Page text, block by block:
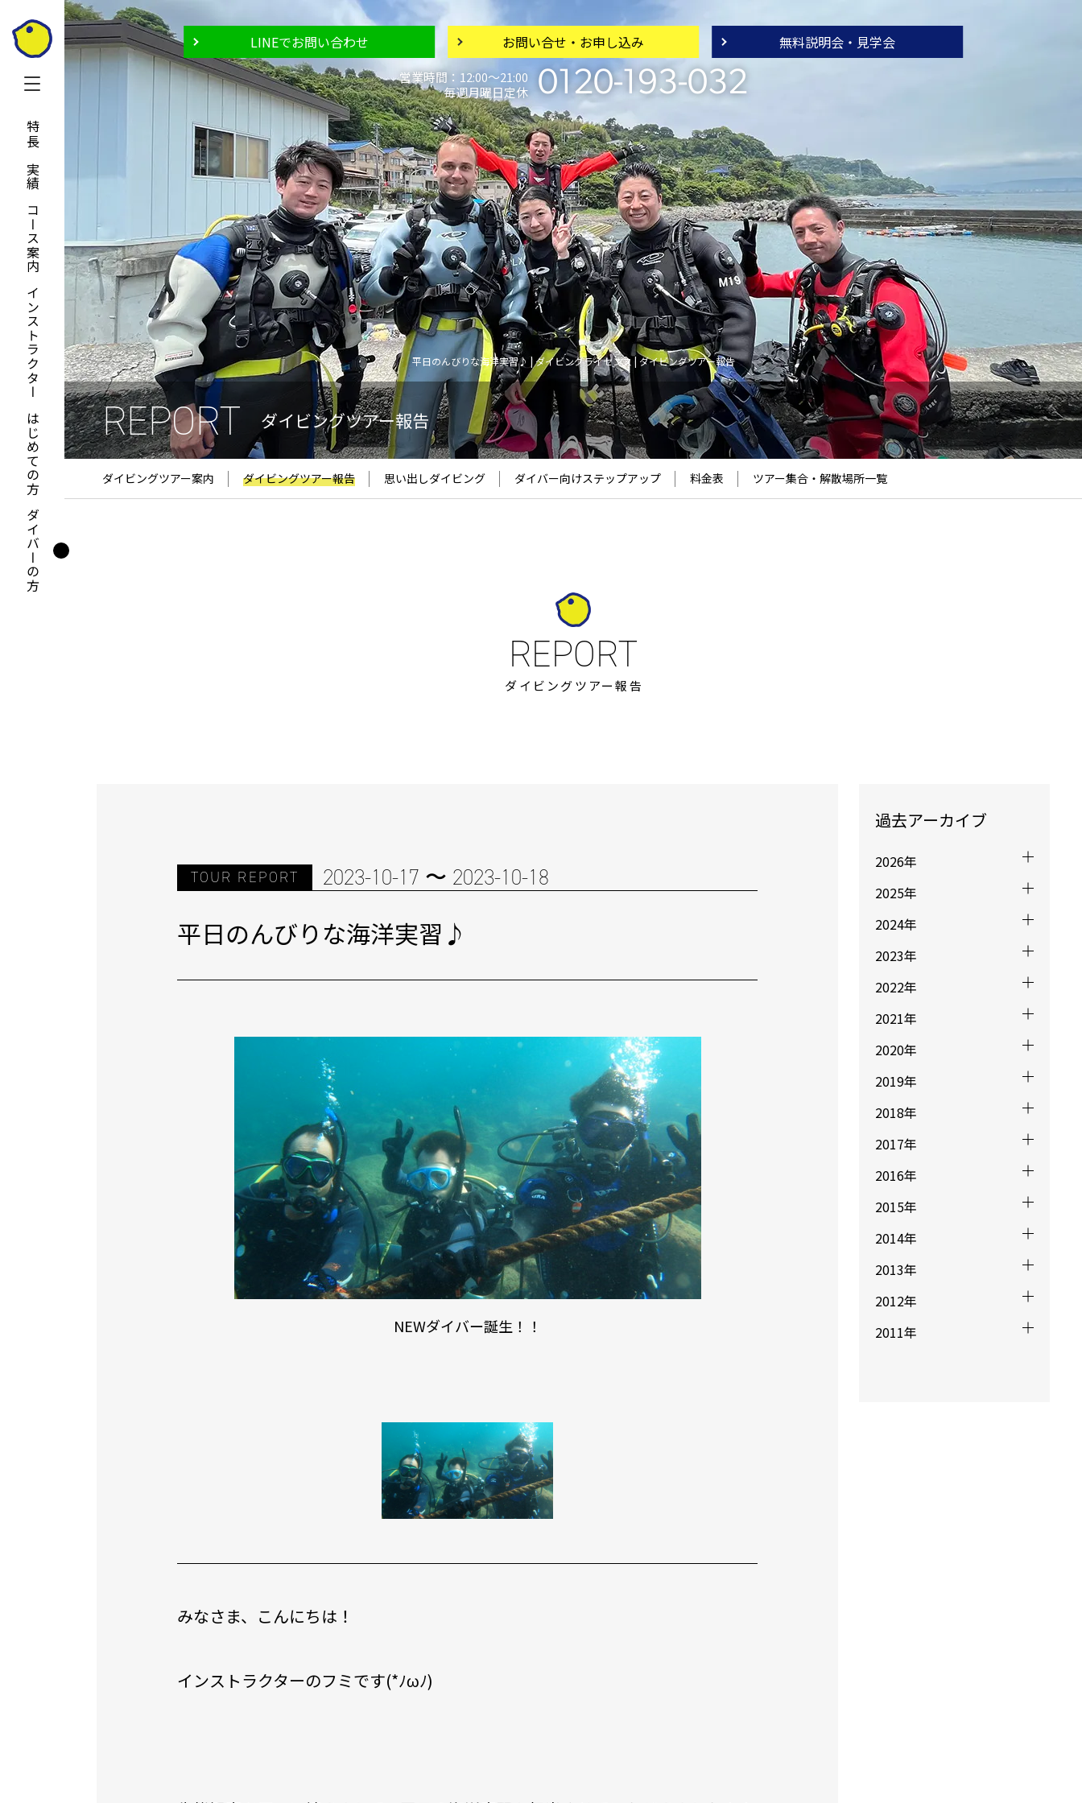
平日のんびりな海洋実習♪ | ダイビングライセンス | ダイビングツアー報告
LINEでお問い合わせ お問い合せ・ お申し込み 無料説明会・ 見学会
営業時間：12:00〜21:00
毎週月曜日定休 0120-193-032
特長と実績
コース案内
インストラクター
はじめての方
ダイバーの方
REPORT ダイビングツアー報告
ダイビングツアー案内 ダイビングツアー報告 思い出しダイビング ダイバー向けステップアップ 料金表 ツアー集合・解散場所一覧
ダイビングツアー報告
TOUR REPORT 2023-10-17 〜 2023-10-18
平日のんびりな海洋実習♪
NEWダイバー誕生！！
みなさま、こんにちは！
インストラクターのフミです(*ﾉωﾉ)
過去アーカイブ
2026年
2025年
2024年
2023年
2022年
2021年
2020年
2019年
2018年
2017年
2016年
2015年
2014年
2013年
2012年
2011年